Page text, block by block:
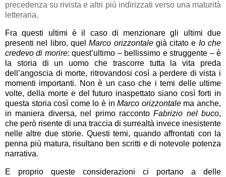
precedenza su rivista e altri più indirizzati verso una maturità
letteraria.
Fra questi ultimi è il caso di menzionare gli ultimi due
presenti nel libro, quelMarco orizzontalegià citato e Io che
credevo di morire: quest’ultimo – bellissimo e struggente – è
la storia di un uomo che trascorre tutta la vita preda
dell’angoscia di morte, ritrovandosi così a perdere di vista i
momenti importanti. Non è un caso che i temi delle ultime
volte, della morte e del futuro inaspettato siano così forti in
questa storia così come lo è inMarco orizzontalema anche,
in maniera diversa, nel primo raccontoFabrizio nel buco,
che però risente di una traccia di surrealtà invece inesistente
nelle altre due storie. Questi temi, quando affrontati con la
penna più matura, risultano ben scritti e di notevole potenza
narrativa.
E proprio queste considerazioni ci portano a delle